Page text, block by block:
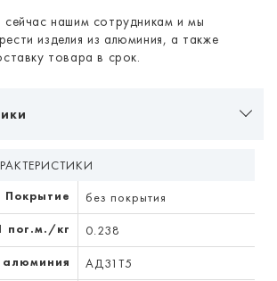
нашим сотрудникам и мы
изделия из алюминия, а также
товара в срок.
Покрытие без покрытия
пог.м./кг 0.238
алюминия АД31Т5